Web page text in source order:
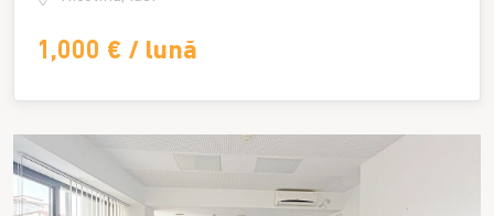
1,000 € / lună